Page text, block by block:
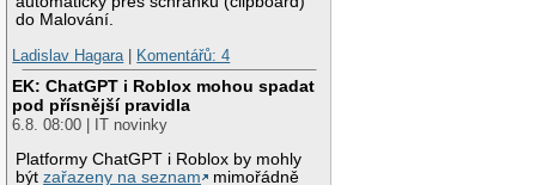
do Malování.
Ladislav Hagara | Komentářů: 4
EK: ChatGPT i Roblox mohou spadat
pod přísnější pravidla
6.8. 08:00 | IT novinky
Platformy ChatGPT i Roblox by mohly
býtzařazeny na seznam
mimořádně